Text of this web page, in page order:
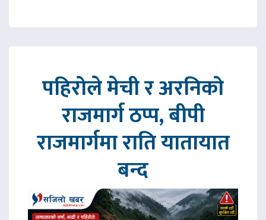
पहिरोले मेची र अरनिको
राजमार्ग ठप्प, बीपी
राजमार्गमा राति यातायात
बन्द